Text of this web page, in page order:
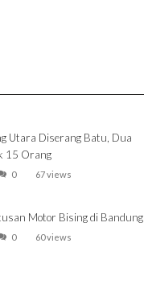
Utara Diserang Batu, Dua
15 Orang
0 67 views
Motor Bising di Bandung
0 60 views